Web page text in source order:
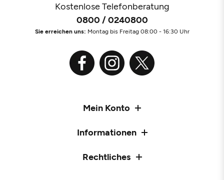
Kostenlose Telefonberatung
0800 / 0240800
Sie erreichen uns: Montag bis Freitag 08:00 - 16:30 Uhr
Mein Konto
Informationen
Rechtliches